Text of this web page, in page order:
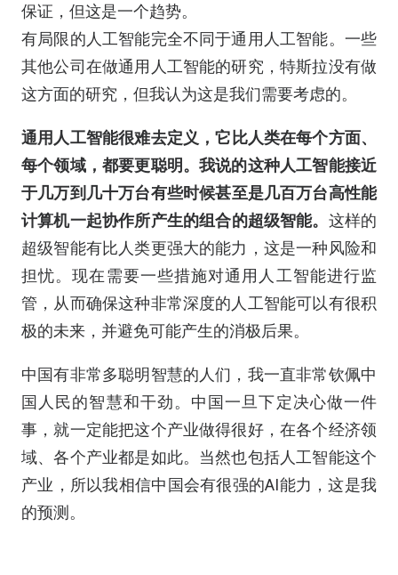
保证，但这是一个趋势。
有局限的人工智能完全不同于通用人工智能。一些
其他公司在做通用人工智能的研究，特斯拉没有做
这方面的研究，但我认为这是我们需要考虑的。
通用 人工智能很难去定义，它 比人类在每个方面、
每个领域，都要更聪明。我说的这种人工智能接近
于几万到几十万台有些时候甚至是几百万台高性能
计算机一起协作所产生的组合的超级智能。 这样的
超级智能有比人类更强大的能力，这是一种风险和
担忧。现在需要一些措施对通用人工智能进行监
管，从而确保这种非常深度的人工智能可以有很积
极的未来，并避免可能产生的消极后果。
中国有非常多聪明智慧的人们，我一直非常钦佩中
国人民的智慧和干劲。中国一旦下定决心做一件
事，就一定能把这个产业做得很好，在各个经济领
域、各个产业都是如此。当然也包括人工智能这个
产业，所以我相信中国会有很强的AI能力，这是我
的预测。